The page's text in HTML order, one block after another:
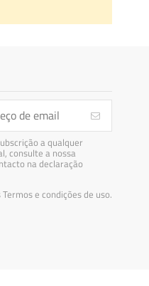
a qualquer
consulte a nossa
na declaração
e condições de uso.